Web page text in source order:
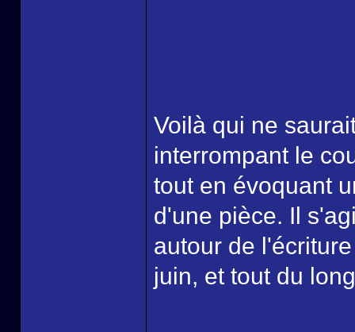
Voilà qui ne
interrompant le
tout en évoquant
d'une pièce. Il
autour de
juin, et tout du